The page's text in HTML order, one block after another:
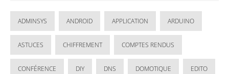
ADMINSYS ANDROID APPLICATION ARDUINO
ASTUCES CHIFFREMENT COMPTES RENDUS
CONFÉRENCE DIY DNS DOMOTIQUE EDITO